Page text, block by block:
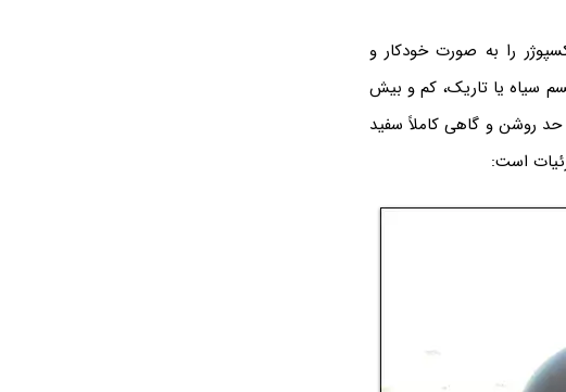
را به صورت خودکار و
سیاه یا تاریک، کم و بیش
روشن و گاهی کاملاً سفید
است: